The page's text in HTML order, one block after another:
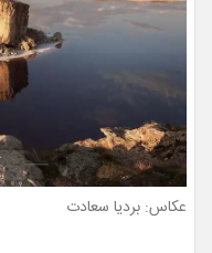
عکاس: بردیا سعادت